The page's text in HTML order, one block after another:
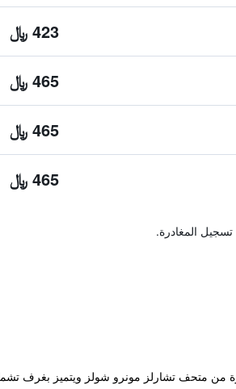
423 ﷼
465 ﷼
465 ﷼
465 ﷼
المغادرة.
روزا على مسافة تقل عن 10 دقائق بالسيارة من متحف تشارلز